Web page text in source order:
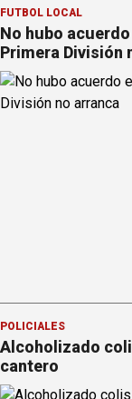
FÚTBOL LOCAL
No hubo
Primera División
POLICIALES
Alcoholizado
cantero